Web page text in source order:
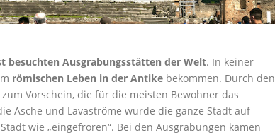
besuchten Ausgrabungsstätten der Welt. In keiner
römischen Leben in der Antike bekommen. Durch den
Vorschein, die für die meisten Bewohner das
Asche und Lavaströme wurde die ganze Stadt auf
wie „eingefroren“. Bei den Ausgrabungen kamen